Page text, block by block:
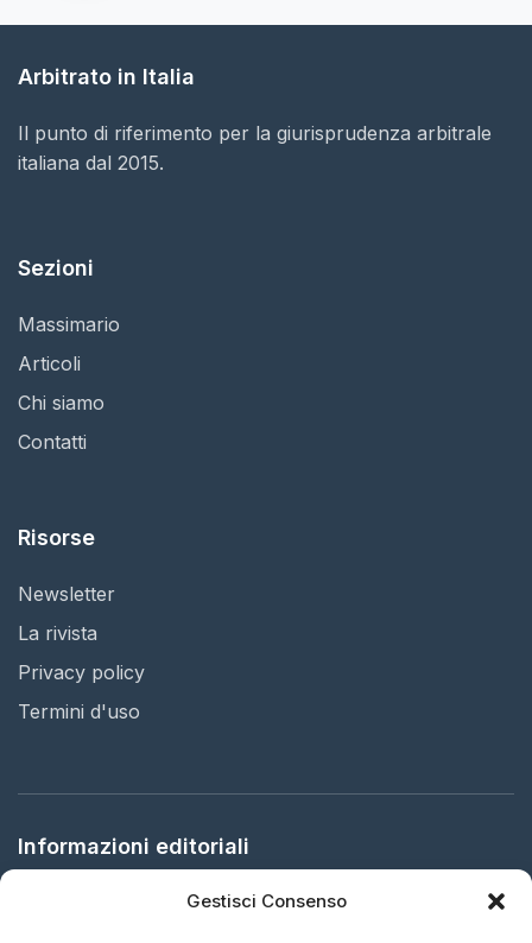
Gestisci Consenso
Arbitrato in Italia
Il punto di riferimento per la giurisprudenza arbitrale
italiana dal 2015.
Sezioni
Massimario
Articoli
Chi siamo
Contatti
Risorse
Newsletter
La rivista
Privacy policy
Termini d'uso
Informazioni editoriali
Editore:Arbitration in Italy Ltd.